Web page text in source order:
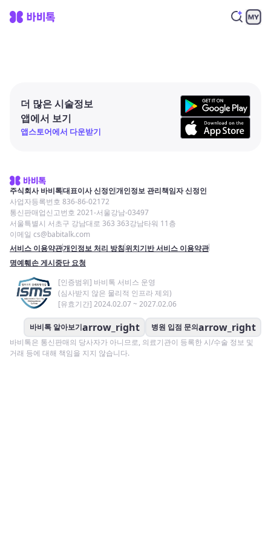
더 많은 시술정보
앱에서 보기
앱스토어에서 다운받기
주식회사 바비톡대표이사 신정인개인정보 관리책임자 신정인
사업자등록번호 836-86-02172
통신판매업신고번호 2021-서울강남-03497
서울특별시 서초구 강남대로 363 363강남타워 11층
이메일 cs@babitalk.com
서비스 이용약관개인정보 처리 방침위치기반 서비스 이용약관
명예훼손 게시중단 요청
[인증범위] 바비톡 서비스 운영
(심사받지 않은 물리적 인프라 제외)
[유효기간] 2024.02.07 ~ 2027.02.06
바비톡 알아보기arrow_right 병원 입점 문의arrow_right
바비톡은 통신판매의 당사자가 아니므로, 의료기관이 등록한 시/수술 정보 및
거래 등에 대해 책임을 지지 않습니다.